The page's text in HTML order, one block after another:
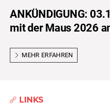
ANKÜNDIGUNG:
mit der Maus 2026
MEHR ERFAHREN
LINKS